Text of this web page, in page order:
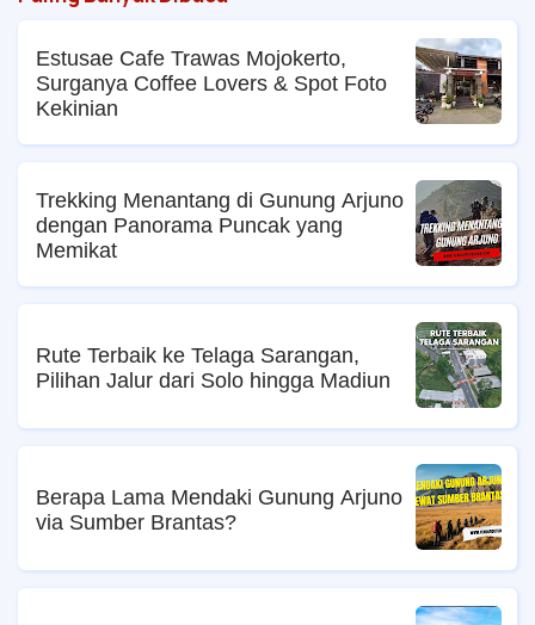
Estusae Cafe Trawas Mojokerto,
Surganya Coffee Lovers & Spot Foto
Kekinian
Trekking Menantang di Gunung Arjuno
dengan Panorama Puncak yang
Memikat
Rute Terbaik ke Telaga Sarangan,
Pilihan Jalur dari Solo hingga Madiun
Berapa Lama Mendaki Gunung Arjuno
via Sumber Brantas?